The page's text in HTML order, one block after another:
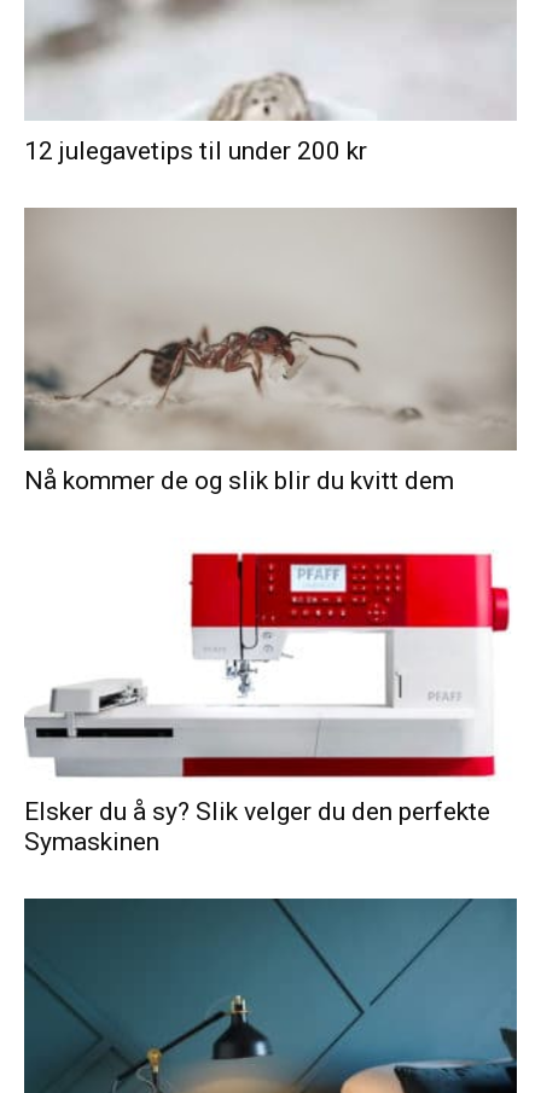
12 julegavetips til under 200 kr
Nå kommer de og slik blir du kvitt dem
Elsker du å sy? Slik velger du den perfekte
Symaskinen